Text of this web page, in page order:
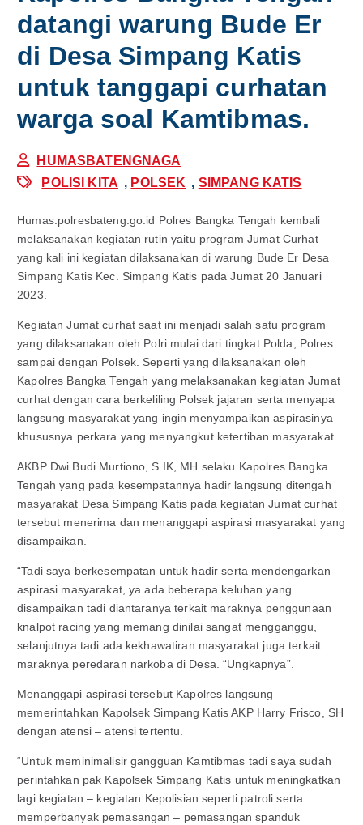
datangi warung Bude Er
di Desa Simpang Katis
untuk tanggapi curhatan
warga soal Kamtibmas.
HUMASBATENGNAGA
POLISI KITA , POLSEK , SIMPANG KATIS
Humas.polresbateng.go.id Polres Bangka Tengah kembali
melaksanakan kegiatan rutin yaitu program Jumat Curhat
yang kali ini kegiatan dilaksanakan di warung Bude Er Desa
Simpang Katis Kec. Simpang Katis pada Jumat 20 Januari
2023.
Kegiatan Jumat curhat saat ini menjadi salah satu program
yang dilaksanakan oleh Polri mulai dari tingkat Polda, Polres
sampai dengan Polsek. Seperti yang dilaksanakan oleh
Kapolres Bangka Tengah yang melaksanakan kegiatan Jumat
curhat dengan cara berkeliling Polsek jajaran serta menyapa
langsung masyarakat yang ingin menyampaikan aspirasinya
khususnya perkara yang menyangkut ketertiban masyarakat.
AKBP Dwi Budi Murtiono, S.IK, MH selaku Kapolres Bangka
Tengah yang pada kesempatannya hadir langsung ditengah
masyarakat Desa Simpang Katis pada kegiatan Jumat curhat
tersebut menerima dan menanggapi aspirasi masyarakat yang
disampaikan.
“Tadi saya berkesempatan untuk hadir serta mendengarkan
aspirasi masyarakat, ya ada beberapa keluhan yang
disampaikan tadi diantaranya terkait maraknya penggunaan
knalpot racing yang memang dinilai sangat mengganggu,
selanjutnya tadi ada kekhawatiran masyarakat juga terkait
maraknya peredaran narkoba di Desa. “Ungkapnya”.
Menanggapi aspirasi tersebut Kapolres langsung
memerintahkan Kapolsek Simpang Katis AKP Harry Frisco, SH
dengan atensi – atensi tertentu.
“Untuk meminimalisir gangguan Kamtibmas tadi saya sudah
perintahkan pak Kapolsek Simpang Katis untuk meningkatkan
lagi kegiatan – kegiatan Kepolisian seperti patroli serta
memperbanyak pemasangan – pemasangan spanduk